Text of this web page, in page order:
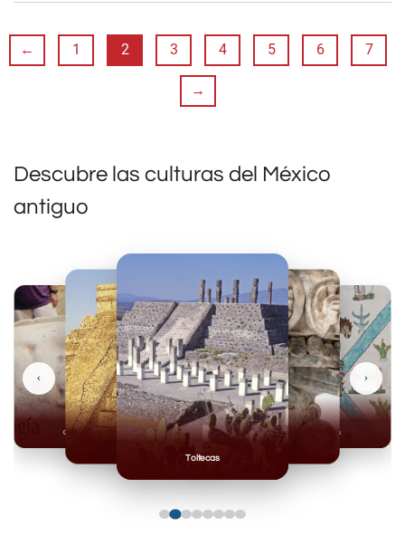
← 1 2 3 4 5 6 7
→
Descubre las culturas del México
antiguo
Toltecas
Mexicas
Olmecas
‹ ›